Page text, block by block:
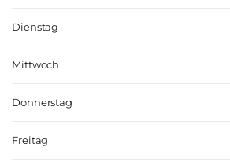
Dienstag
Mittwoch
Donnerstag
Freitag